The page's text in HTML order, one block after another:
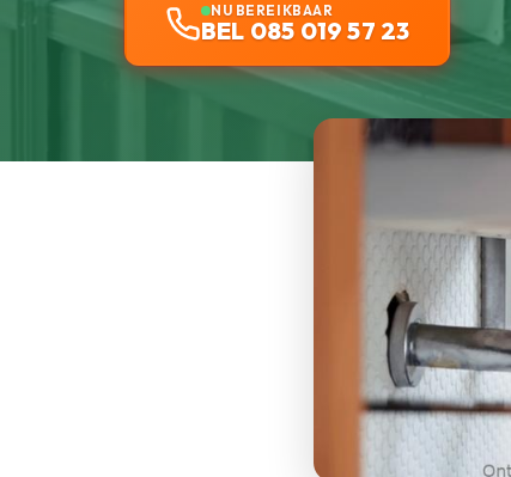
NU BEREIKBAAR
BEL 085 019 57 23